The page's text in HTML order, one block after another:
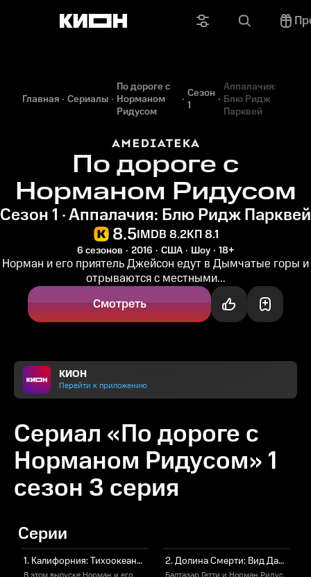
Главная Сериалы
По дороге с
Норманом
Ридусом
Сезон
1
Аппалачия:
Блю Ридж
Парквей
По дороге с
Норманом Ридусом
Сезон 1 · Аппалачия: Блю Ридж Парквей
8.5IMDB 8.2КП 8.1
6 сезонов 2016 США Шоу 18+
Норман и его приятель Джейсон едут в Дымчатые горы и
отрываются с местными...
Смотреть
КИОН
Перейти к приложению
Сериал «По дороге с
Норманом Ридусом» 1
сезон 3 серия
Серии
1. Калифорния: Тихоокеанское шоссе 2. Долина Смерти: Вид Данте